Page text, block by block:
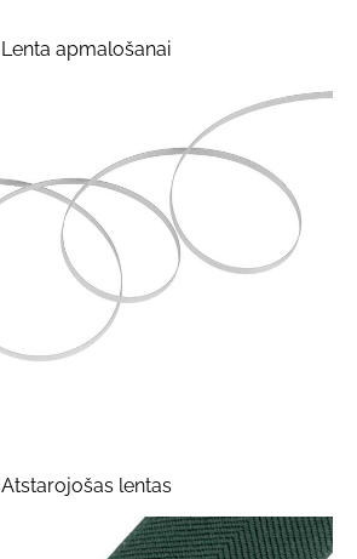
Lenta apmalošanai
Atstarojošas lentas